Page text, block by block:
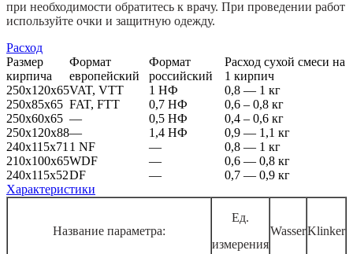
при необходимости обратитесь к врачу. При проведении работ
используйте очки и защитную одежду.
Расход
Размер
кирпича
Формат
европейский
Формат
российский
Расход сухой смеси на
1 кирпич
250x120x65VAT, VTT 1 НФ
0,8 — 1 кг
250x85x65 FAT, FTT 0,7 НФ
0,6 – 0,8 кг
250x60x65 — 0,5 НФ
0,4 – 0,6 кг
250x120x88— 1,4 НФ
0,9 — 1,1 кг
240x115x71 1 NF —
0,8 — 1 кг
210x100x65WDF —
0,6 — 0,8 кг
240x115x52DF —
0,7 — 0,9 кг
Характеристики
Название параметра:
Ед.
измерения
WasserKlinker